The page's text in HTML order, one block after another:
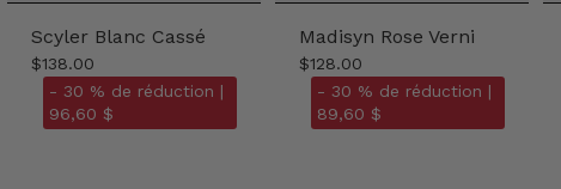
Scyler Blanc Cassé
$138.00
- 30 % de réduction |
96,60 $
Madisyn Rose Verni
$128.00
- 30 % de réduction |
89,60 $